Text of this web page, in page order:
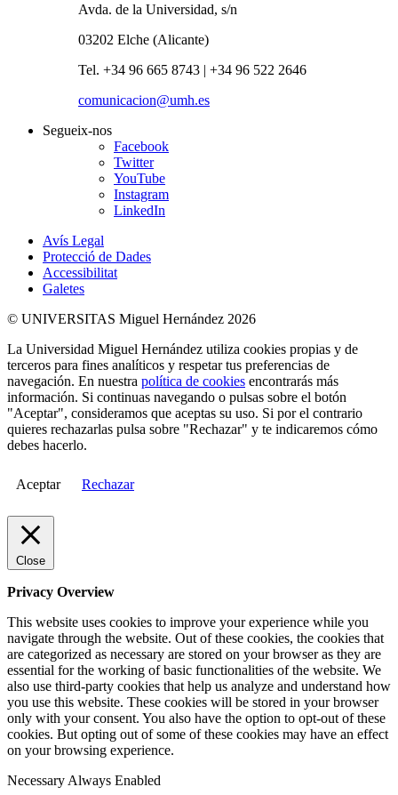
Avda. de la Universidad, s/n
03202 Elche (Alicante)
Tel. +34 96 665 8743 | +34 96 522 2646
comunicacion@umh.es
Segueix-nos
Facebook
Twitter
YouTube
Instagram
LinkedIn
Avís Legal
Protecció de Dades
Accessibilitat
Galetes
© UNIVERSITAS Miguel Hernández 2026
La Universidad Miguel Hernández utiliza cookies propias y de
terceros para fines analíticos y respetar tus preferencias de
navegación. En nuestra política de cookies encontrarás más
información. Si continuas navegando o pulsas sobre el botón
"Aceptar", consideramos que aceptas su uso. Si por el contrario
quieres rechazarlas pulsa sobre "Rechazar" y te indicaremos cómo
debes hacerlo.
Aceptar Rechazar
Close
Privacy Overview
This website uses cookies to improve your experience while you
navigate through the website. Out of these cookies, the cookies that
are categorized as necessary are stored on your browser as they are
essential for the working of basic functionalities of the website. We
also use third-party cookies that help us analyze and understand how
you use this website. These cookies will be stored in your browser
only with your consent. You also have the option to opt-out of these
cookies. But opting out of some of these cookies may have an effect
on your browsing experience.
Necessary Always Enabled